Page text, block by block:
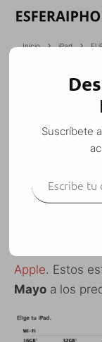
Inicio iPad El
EL IPAD YA
LA
M. Alejandro W.
Desde hace
Apple. Estos
Mayo a los
Suscríbete